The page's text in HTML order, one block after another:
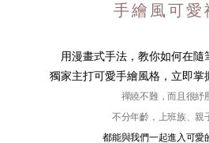
手繪風可愛
用漫畫式手法，教你如何在隨
獨家主打可愛手繪風格，立即掌
禪繞不難，而且很紓
不分年齡，上班族、親
都能與我們一起進入可愛